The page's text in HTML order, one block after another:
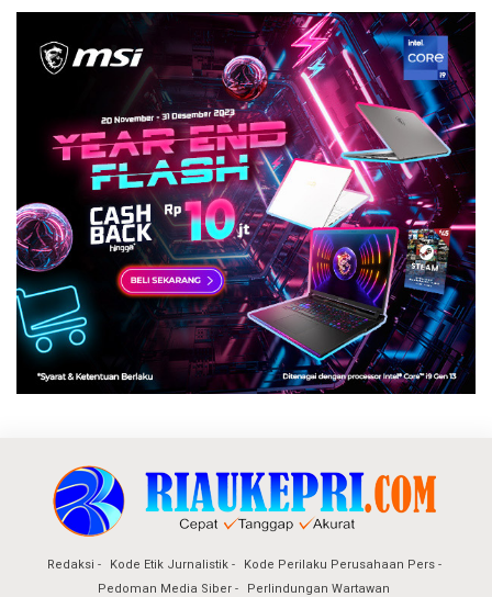
Redaksi Kode Etik Jurnalistik
Kode Perilaku Perusahaan Pers
Pedoman Media Siber
Perlindungan Wartawan